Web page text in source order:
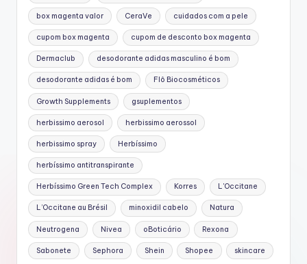
box magenta valor CeraVe cuidados com a pele
cupom box magenta cupom de desconto box magenta
Dermaclub desodorante adidas masculino é bom
desodorante adidas é bom Flô Biocosméticos
Growth Supplements gsuplementos
herbissimo aerosol herbissimo aerossol
herbissimo spray Herbíssimo
herbíssimo antitranspirante
Herbíssimo Green Tech Complex Korres L'Occitane
L’Occitane au Brésil minoxidil cabelo Natura
Neutrogena Nivea oBoticário Rexona
Sabonete Sephora Shein Shopee skincare